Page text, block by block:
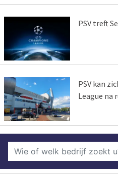
PSV treft
PSV kan
League na